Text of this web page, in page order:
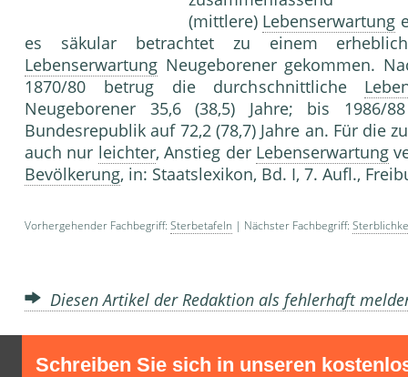
(mittlere) Lebenserwartung
es säkular betrachtet zu einem
Lebenserwartung Neugeborener gekommen.
1870/80 betrug die durchschnittliche
Neugeborener 35,6 (38,5) Jahre; bis
Bundesrepublik auf 72,2 (78,7) Jahre an. Für die
auch nur leichter, Anstieg der Lebenserwartung
Bevölkerung, in: Staatslexikon, Bd. I, 7. Aufl.,
Vorhergehender Fachbegriff: Sterbetafeln | Nächster Fachbegriff:
Diesen Artikel der Redaktion als fehlerhaft
Schreiben Sie sich in unseren